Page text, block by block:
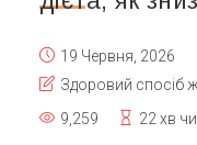
19 Червня, 2026
Здоровий спосіб
9,259
22 хв